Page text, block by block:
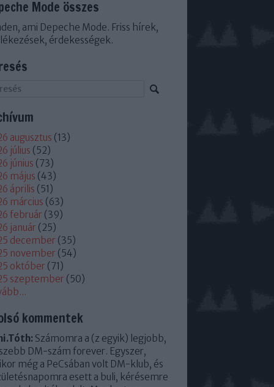
Mode összes
ami Depeche Mode. Friss hírek,
érdekességek.
augusztus (13)
július (52)
június (73)
május (43)
április (51)
március (63)
február (39)
január (25)
december (35)
november (54)
október (71)
szeptember (50)
...
kommentek
Számomra a (z egyik) legjobb,
DM-szám forever. Egyszer,
még a PeCsában volt DM-klub, és
esett a buli, kérésemre